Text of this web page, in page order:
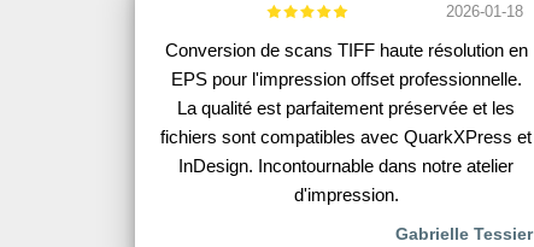
2026-01-18
Conversion de scans TIFF haute résolution en
EPS pour l'impression offset professionnelle.
La qualité est parfaitement préservée et les
fichiers sont compatibles avec QuarkXPress et
InDesign. Incontournable dans notre atelier
d'impression.
Gabrielle Tessier